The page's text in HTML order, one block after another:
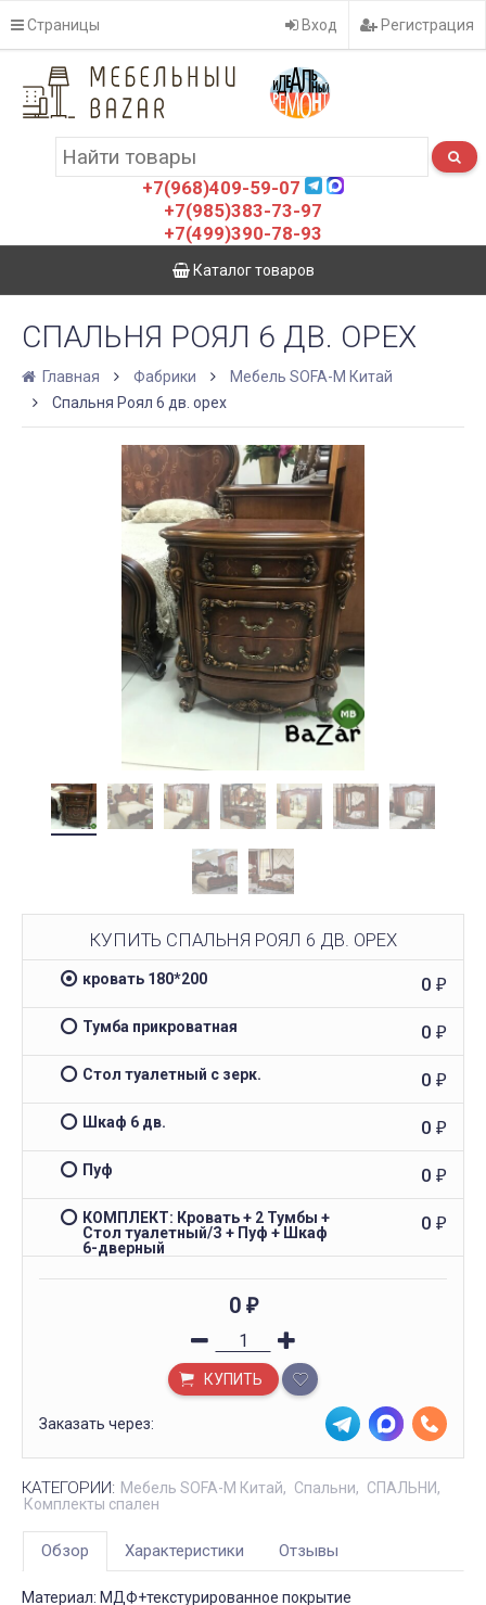
Страницы Вход Регистрация
+7(968)409-59-07
+7(985)383-73-97
+7(499)390-78-93
Каталог товаров
СПАЛЬНЯ РОЯЛ 6 ДВ. ОРЕХ
Главная Фабрики
Мебель SOFA-M Китай
Спальня Роял 6 дв. орех
КУПИТЬ СПАЛЬНЯ РОЯЛ 6 ДВ. ОРЕХ
кровать 180*200 0 ₽
Тумба прикроватная 0 ₽
Стол туалетный с зерк. 0 ₽
Шкаф 6 дв. 0 ₽
Пуф 0 ₽
КОМПЛЕКТ: Кровать + 2 Тумбы +
Стол туалетный/З + Пуф + Шкаф
6-дверный
0 ₽
0 ₽
КУПИТЬ
Заказать через:
КАТЕГОРИИ: Мебель SOFA-M Китай Спальни
СПАЛЬНИ
Комплекты спален
Обзор Характеристики Отзывы
Материал: МДФ+текстурированное покрытие